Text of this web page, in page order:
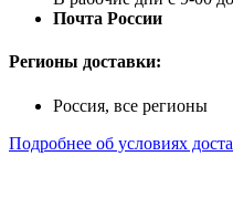
Почта России
Регионы доставки:
Россия, все регионы
Подробнее об условиях